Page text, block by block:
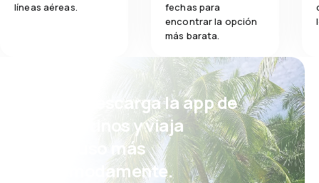
líneas aéreas.
fechas para
encontrar la opción
más barata.
¡Eh! Descarga la app de
eDestinos y viaja
incluso más
cómodamente.